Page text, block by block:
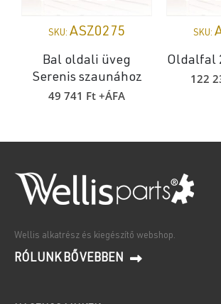
SKU: ASZ0275
Bal oldali üveg
Serenis szaunához
49 741 Ft +ÁFA
SKU:
Oldalfal
122
Wellis alkatrész és kiegészítő webshop.
RÓLUNK BŐVEBBEN